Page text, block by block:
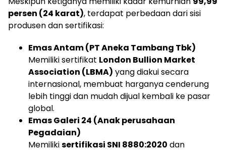
persen (24 karat), terdapat perbedaan dari sisi
produsen dan sertifikasi:
Emas Antam (PT Aneka Tambang Tbk)
Memiliki sertifikat London Bullion Market
Association (LBMA) yang diakui secara
internasional, membuat harganya cenderung
lebih tinggi dan mudah dijual kembali ke pasar
global.
Emas Galeri 24 (Anak perusahaan
Pegadaian)
Memilikisertifikasi SNI 8880:2020 dan